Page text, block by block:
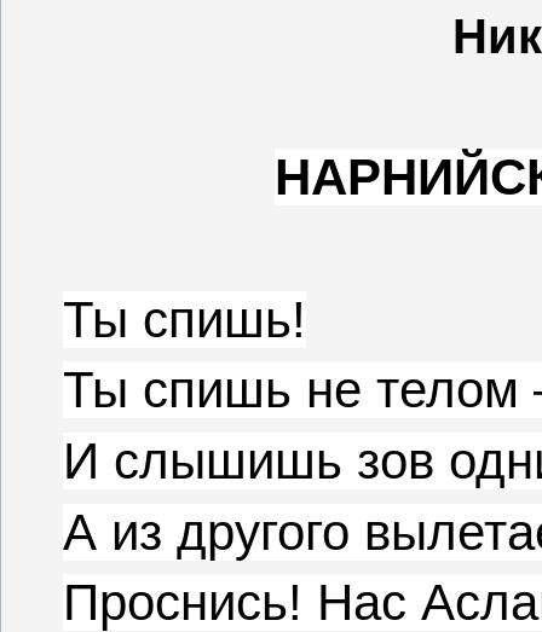
Ты спишь!
Ты спишь не телом
И слышишь зов
А из другого
Проснись! Нас